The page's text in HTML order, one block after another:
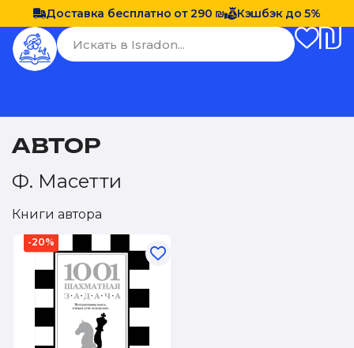
Доставка бесплатно от 290 ₪ Кэшбэк до 5%
АВТОР
Ф. Масетти
Книги автора
-20%